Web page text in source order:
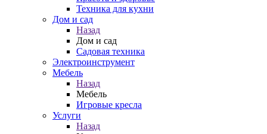
Техника для кухни
Дом и сад
Назад
Дом и сад
Садовая техника
Электроинструмент
Мебель
Назад
Мебель
Игровые кресла
Услуги
Назад